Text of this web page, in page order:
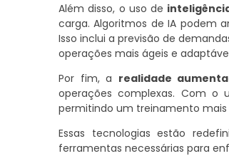
Além disso, o uso de
carga. Algoritmos de IA podem
Isso inclui a previsão de
operações mais ágeis e
Por fim, a realidade
operações complexas. Com o
permitindo um treinamento
Essas tecnologias estão
ferramentas necessárias para